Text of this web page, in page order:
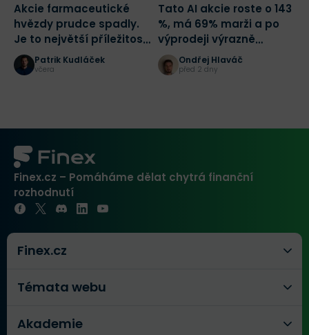
Akcie farmaceutické
hvězdy prudce spadly.
Je to největší příležitost
tohoto desetiletí?
Patrik Kudláček
včera
Tato AI akcie roste o 143
%, má 69% marži a po
výprodeji výrazně
zlevnilaOndřej Hlaváč
před 2 dny
Finex.cz – Pomáháme dělat chytrá finanční
rozhodnutí
Finex.cz
Témata webu
Akademie